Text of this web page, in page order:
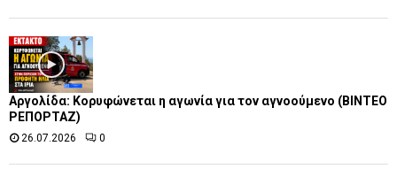
Αργολίδα: Κορυφώνεται η αγωνία για τον αγνοούμενο (ΒΙΝΤΕΟ
ΡΕΠΟΡΤΑΖ)
26.07.2026 0